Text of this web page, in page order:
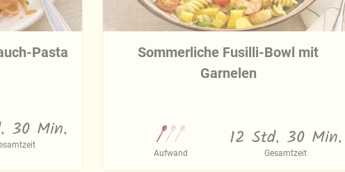
Pasta
30 Min.
Sommerliche Fusilli-Bowl mit
Garnelen
Aufwand
12 Std. 30 Min.
Gesamtzeit